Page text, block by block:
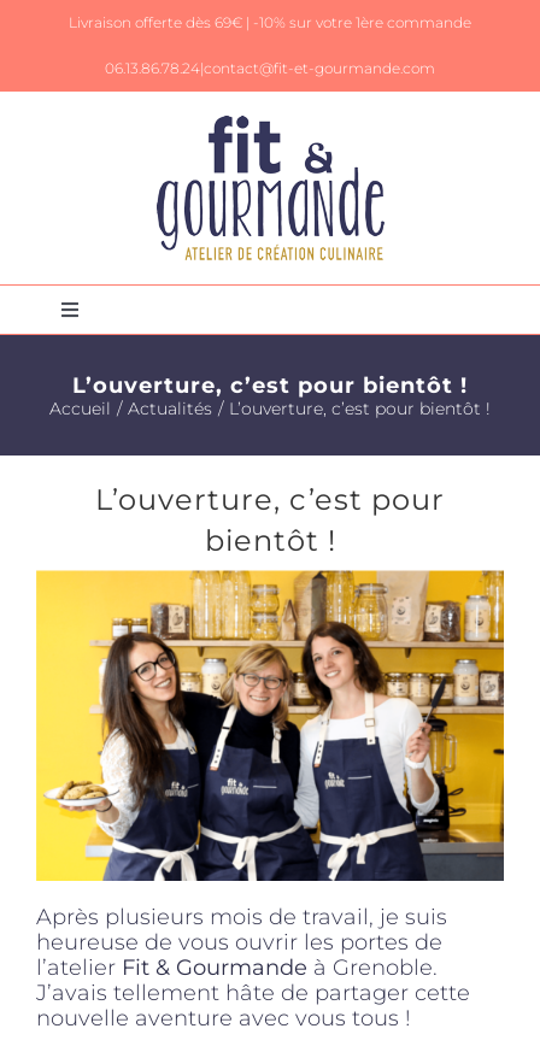
PasserLivraison offerte dès 69€ | -10% sur votre 1ère commande
06.13.86.78.24|contact@fit-et-gourmande.com
Toggle
Navigation
Panier
Mon Compte
Produits sains
Click and collect
Traiteur
Accessoires
Offres
L’ouverture, c’est pour bientôt !
Accueil Actualités L’ouverture, c’est pour bientôt !
L’ouverture, c’est pour
bientôt !
Après plusieurs mois de travail, je suis
heureuse de vous ouvrir les portes de
l’atelier Fit & Gourmande à Grenoble.
J’avais tellement hâte de partager cette
nouvelle aventure avec vous tous !